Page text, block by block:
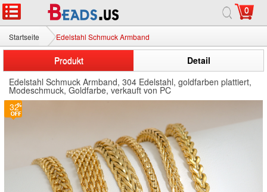
0
Startseite Edelstahl Schmuck Armband
Produkt
Detail
Edelstahl Schmuck Armband, 304 Edelstahl, goldfarben plattiert,
Modeschmuck, Goldfarbe, verkauft von PC